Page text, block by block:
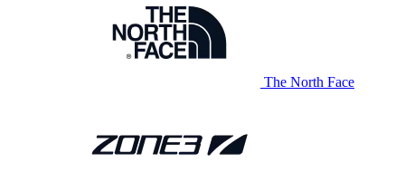
The North Face